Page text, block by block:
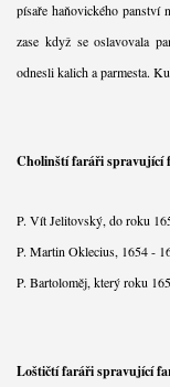
písaře haňovického panství
zase když se oslavovala
odnesli kalich a parmesta.
Cholinští faráři spravující
P. Vít Jelitovský, do roku
P. Martin Oklecius, 1654 -
P. Bartoloměj, který roku
Loštičtí faráři spravující